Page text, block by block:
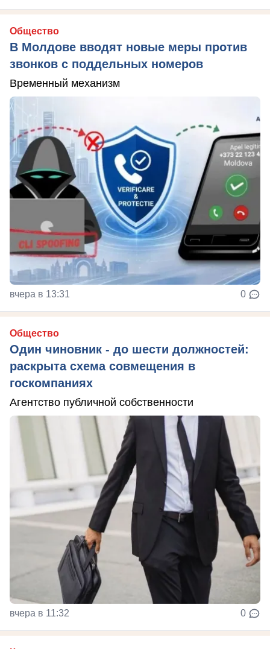
Общество
В Молдове вводят новые меры против
звонков с поддельных номеров
Временный механизм
вчера в 13:31 0
Общество
Один чиновник - до шести должностей:
раскрыта схема совмещения в
госкомпаниях
Агентство публичной собственности
вчера в 11:32 0